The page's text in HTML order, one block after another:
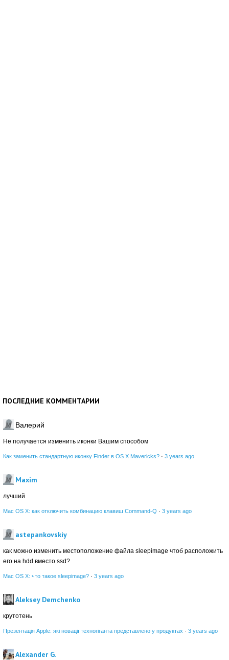
ПОСЛЕДНИЕ КОММЕНТАРИИ
Валерий
Не получается изменить иконки Вашим способом
Как заменить стандартную иконку Finder в OS X Mavericks? · 3 years ago
Maxim
лучший
Mac OS X: как отключить комбинацию клавиш Command-Q · 3 years ago
astepankovskiy
как можно изменить местоположение файла sleepimage чтоб расположить
его на hdd вместо ssd?
Mac OS X: что такое sleepimage? · 3 years ago
Aleksey Demchenko
крутотень
Презентація Apple: які новації техногіганта представлено у продуктах · 3 years ago
Alexander G.